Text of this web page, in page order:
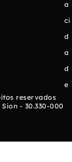
a
ci
d
a
d
e
reservados
- 30.330-000